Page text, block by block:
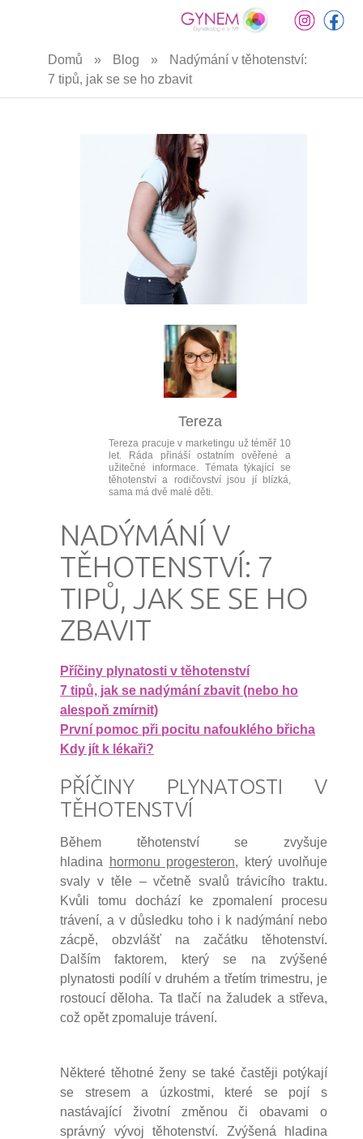
Domů » Blog »
Nadýmání v těhotenství:
7 tipů, jak se se ho zbavit
Tereza
Tereza pracuje v marketingu už téměř 10
let. Ráda přináší ostatním ověřené a
užitečné informace. Témata týkající se
těhotenství a rodičovství jsou jí blízká,
sama má dvě malé děti.
NADÝMÁNÍ V
TĚHOTENSTVÍ: 7
TIPŮ, JAK SE SE HO
ZBAVIT
Příčiny plynatosti v těhotenství
7 tipů, jak se nadýmání zbavit (nebo ho
alespoň zmírnit)
První pomoc při pocitu nafouklého břicha
Kdy jít k lékaři?
PŘÍČINY PLYNATOSTI V
TĚHOTENSTVÍ
Během těhotenství se zvyšuje
hladina
hormonu progesteron, který uvolňuje
svaly v těle – včetně svalů trávicího traktu.
Kvůli tomu dochází ke zpomalení procesu
trávení, a v důsledku toho i k nadýmání nebo
zácpě, obzvlášť na začátku těhotenství.
Dalším faktorem, který se na zvýšené
plynatosti podílí v druhém a třetím trimestru, je
rostoucí děloha. Ta tlačí na žaludek a střeva,
což opět zpomaluje trávení.
Některé těhotné ženy se také častěji potýkají
se stresem a úzkostmi, které se pojí s
nastávající životní změnou či obavami o
správný vývoj těhotenství. Zvýšená hladina